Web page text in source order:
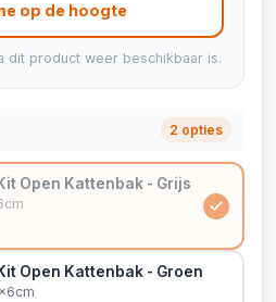
op de hoogte
dit product weer beschikbaar is.
2 opties
Open Kattenbak - Grijs
Open Kattenbak - Groen